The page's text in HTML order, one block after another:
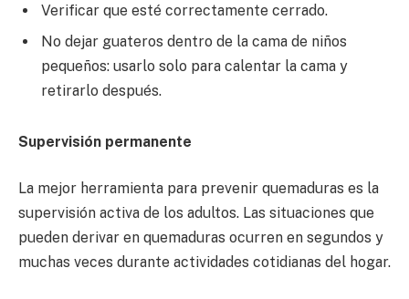
Verificar que esté correctamente cerrado.
No dejar guateros dentro de la cama de niños
pequeños: usarlo solo para calentar la cama y
retirarlo después.
Supervisión permanente
La mejor herramienta para prevenir quemaduras es la
supervisión activa de los adultos. Las situaciones que
pueden derivar en quemaduras ocurren en segundos y
muchas veces durante actividades cotidianas del hogar.